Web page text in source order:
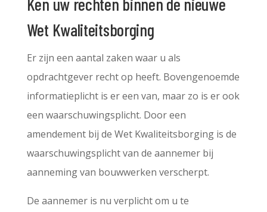
Wet Kwaliteitsborging
Er zijn een aantal zaken waar u als
opdrachtgever recht op heeft. Bovengenoemde
informatieplicht is er een van, maar zo is er ook
een waarschuwingsplicht. Door een
amendement bij de Wet Kwaliteitsborging is de
waarschuwingsplicht van de aannemer bij
aanneming van bouwwerken verscherpt.
De aannemer is nu verplicht om u te